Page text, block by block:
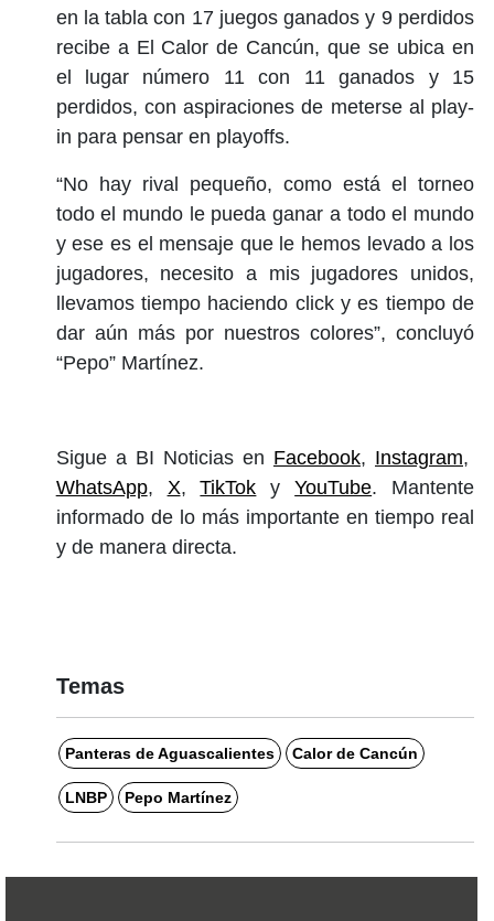
en la tabla con 17 juegos ganados y 9 perdidos
recibe a El Calor de Cancún, que se ubica en
el lugar número 11 con 11 ganados y 15
perdidos, con aspiraciones de meterse al play-
in para pensar en playoffs.
“No hay rival pequeño, como está el torneo
todo el mundo le pueda ganar a todo el mundo
y ese es el mensaje que le hemos levado a los
jugadores, necesito a mis jugadores unidos,
llevamos tiempo haciendo click y es tiempo de
dar aún más por nuestros colores”, concluyó
“Pepo” Martínez.
Sigue a BI Noticias en Facebook, Instagram,
WhatsApp, X,TikTok yYouTube. Mantente
informado de lo más importante en tiempo real
y de manera directa.
Temas
Panteras de Aguascalientes Calor de Cancún
LNBP Pepo Martínez